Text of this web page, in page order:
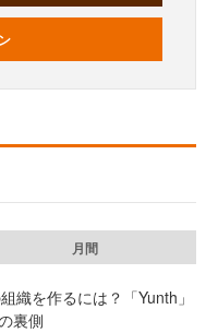
月間
織を作るには？「Yunth」
裏側